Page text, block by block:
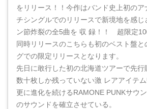
をリリース！！今作はバンド史上初のア
チシングルでのリリースで新境地を感じ
ン節炸裂の全5曲を 収 録！！ 超限定
同時リリースのこちらも初のベスト盤と
グでの限定リリースとなります。
先日に敢行した初の北海道ツアーで先行
数十枚しか残っていない激 レアアイテ
更に進化を続けるRAMONE PUNKサウ
のサウンドを確立させている。